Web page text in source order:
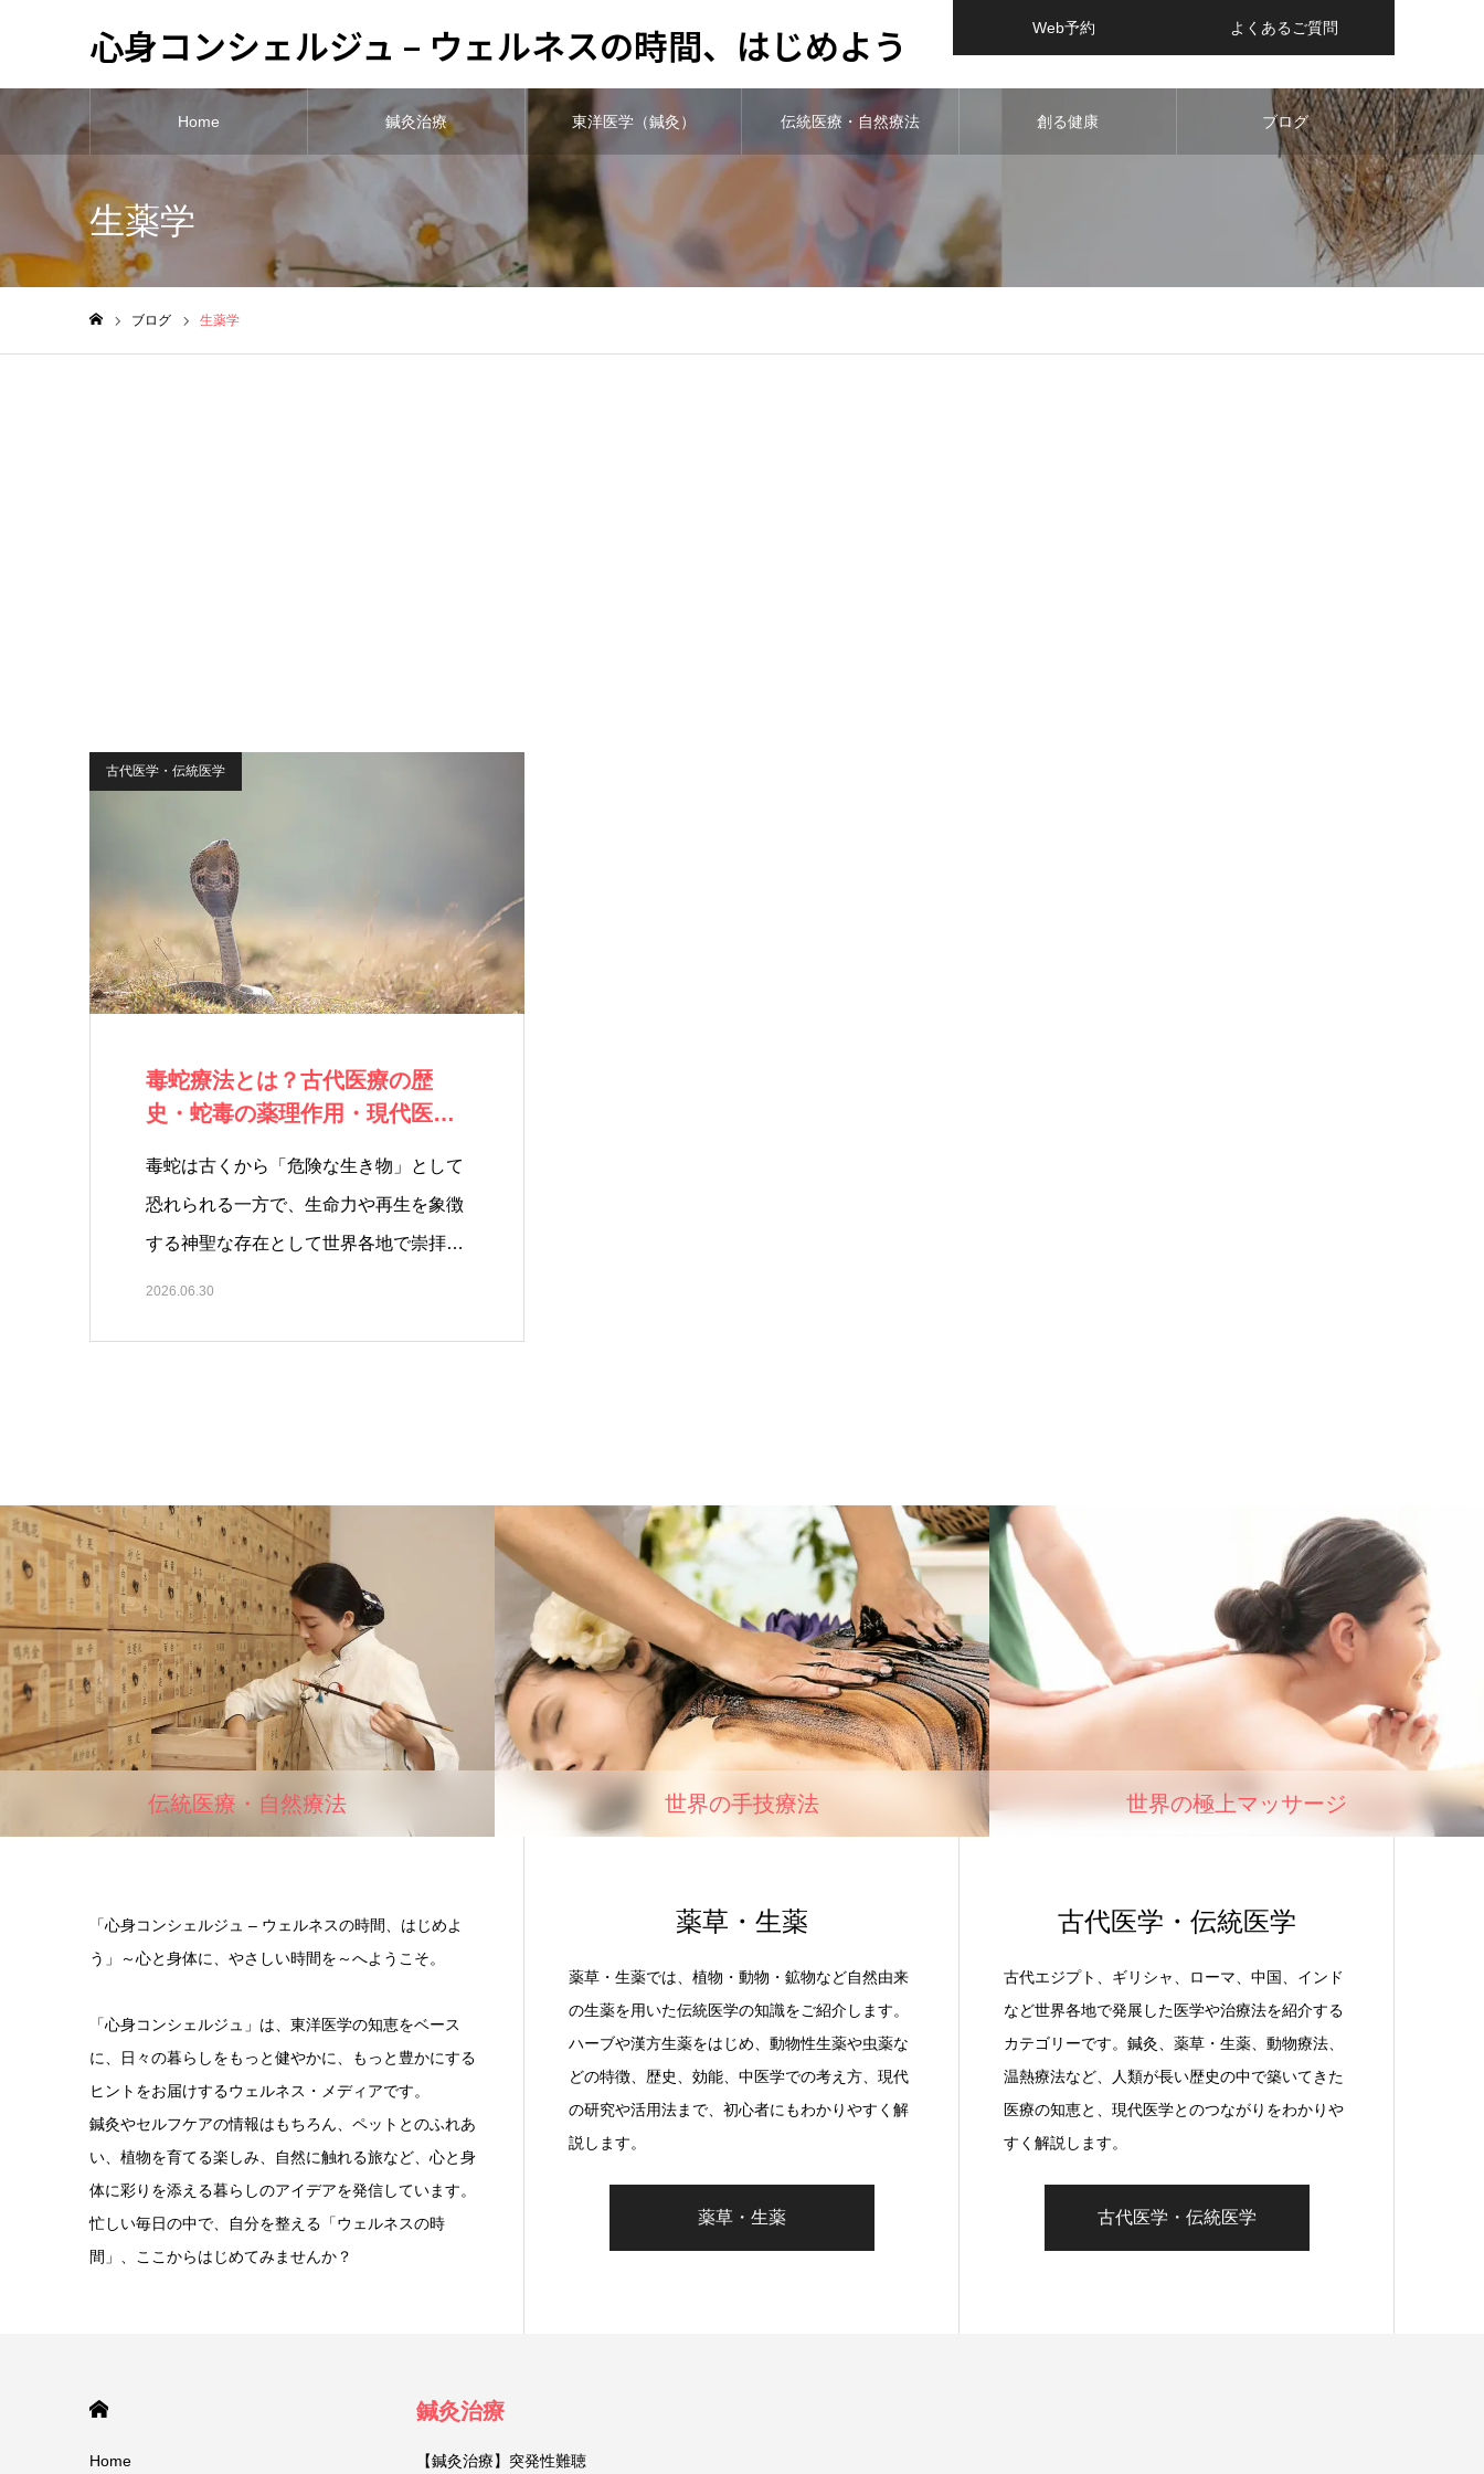
心身コンシェルジュ – ウェルネスの時間、はじめよう Web予約 よくあるご質問
Home 鍼灸治療 東洋医学（鍼灸） 伝統医療・自然療法 創る健康 ブログ
生薬学
ブログ 生薬学
古代医学・伝統医学
毒蛇療法とは？古代医療の歴
史・蛇毒の薬理作用・現代医学
毒蛇は古くから「危険な生き物」として
恐れられる一方で、生命力や再生を象徴
する神聖な存在として世界各地で崇拝
さ…
2026.06.30
伝統医療・自然療法 世界の手技療法 世界の極上マッサージ
「心身コンシェルジュ – ウェルネスの時間、はじめよ
う」～心と身体に、やさしい時間を～へようこそ。
「心身コンシェルジュ」は、東洋医学の知恵をベース
に、日々の暮らしをもっと健やかに、もっと豊かにする
ヒントをお届けするウェルネス・メディアです。
鍼灸やセルフケアの情報はもちろん、ペットとのふれあ
い、植物を育てる楽しみ、自然に触れる旅など、心と身
体に彩りを添える暮らしのアイデアを発信しています。
忙しい毎日の中で、自分を整える「ウェルネスの時
間」、ここからはじめてみませんか？
薬草・生薬
薬草・生薬では、植物・動物・鉱物など自然由来
の生薬を用いた伝統医学の知識をご紹介します。
ハーブや漢方生薬をはじめ、動物性生薬や虫薬な
どの特徴、歴史、効能、中医学での考え方、現代
の研究や活用法まで、初心者にもわかりやすく解
説します。
薬草・生薬
古代医学・伝統医学
古代エジプト、ギリシャ、ローマ、中国、インド
など世界各地で発展した医学や治療法を紹介する
カテゴリーです。鍼灸、薬草・生薬、動物療法、
温熱療法など、人類が長い歴史の中で築いてきた
医療の知恵と、現代医学とのつながりをわかりや
すく解説します。
古代医学・伝統医学
Home
鍼灸治療
【鍼灸治療】突発性難聴